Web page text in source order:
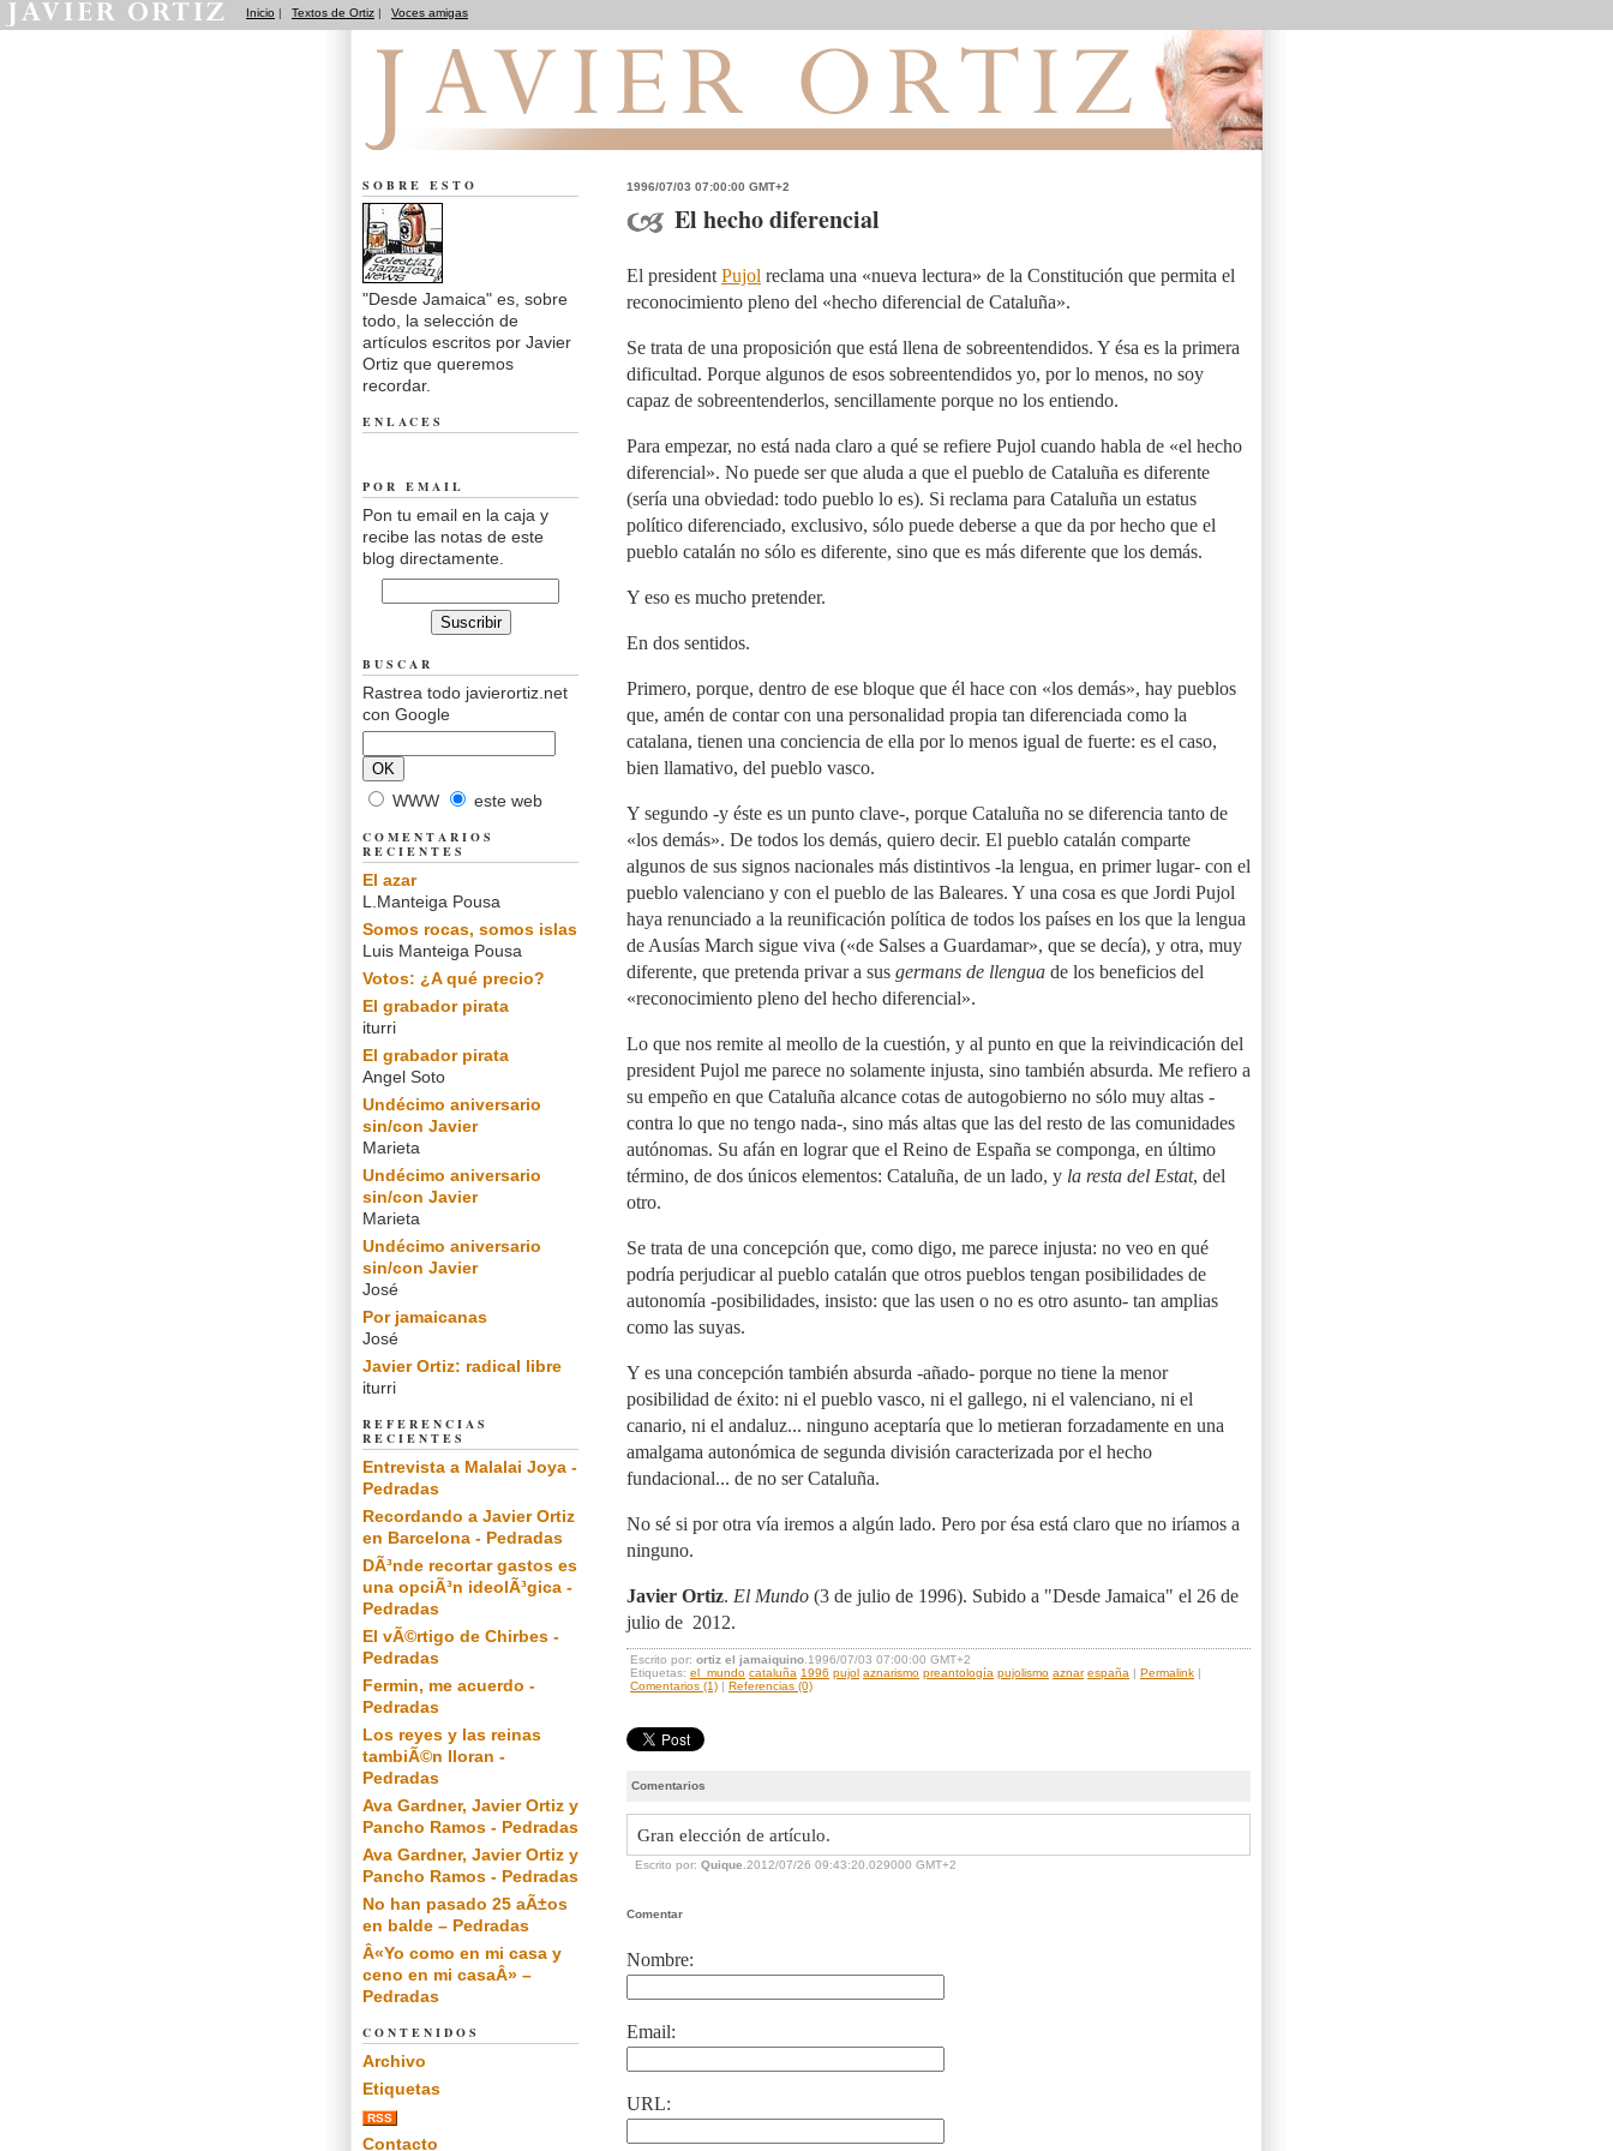
Inicio | Textos de Ortiz | Voces amigas
1996/07/03 07:00:00 GMT+2
El hecho diferencial
El president Pujol reclama una «nueva lectura» de la Constitución que permita el
reconocimiento pleno del «hecho diferencial de Cataluña».
Se trata de una proposición que está llena de sobreentendidos. Y ésa es la primera
dificultad. Porque algunos de esos sobreentendidos yo, por lo menos, no soy
capaz de sobreentenderlos, sencillamente porque no los entiendo.
Para empezar, no está nada claro a qué se refiere Pujol cuando habla de «el hecho
diferencial». No puede ser que aluda a que el pueblo de Cataluña es diferente
(sería una obviedad: todo pueblo lo es). Si reclama para Cataluña un estatus
político diferenciado, exclusivo, sólo puede deberse a que da por hecho que el
pueblo catalán no sólo es diferente, sino que es más diferente que los demás.
Y eso es mucho pretender.
En dos sentidos.
Primero, porque, dentro de ese bloque que él hace con «los demás», hay pueblos
que, amén de contar con una personalidad propia tan diferenciada como la
catalana, tienen una conciencia de ella por lo menos igual de fuerte: es el caso,
bien llamativo, del pueblo vasco.
Y segundo -y éste es un punto clave-, porque Cataluña no se diferencia tanto de
«los demás». De todos los demás, quiero decir. El pueblo catalán comparte
algunos de sus signos nacionales más distintivos -la lengua, en primer lugar- con el
pueblo valenciano y con el pueblo de las Baleares. Y una cosa es que Jordi Pujol
haya renunciado a la reunificación política de todos los países en los que la lengua
de Ausías March sigue viva («de Salses a Guardamar», que se decía), y otra, muy
diferente, que pretenda privar a sus germans de llengua de los beneficios del
«reconocimiento pleno del hecho diferencial».
Lo que nos remite al meollo de la cuestión, y al punto en que la reivindicación del
president Pujol me parece no solamente injusta, sino también absurda. Me refiero a
su empeño en que Cataluña alcance cotas de autogobierno no sólo muy altas -
contra lo que no tengo nada-, sino más altas que las del resto de las comunidades
autónomas. Su afán en lograr que el Reino de España se componga, en último
término, de dos únicos elementos: Cataluña, de un lado, y la resta del Estat, del
otro.
Se trata de una concepción que, como digo, me parece injusta: no veo en qué
podría perjudicar al pueblo catalán que otros pueblos tengan posibilidades de
autonomía -posibilidades, insisto: que las usen o no es otro asunto- tan amplias
como las suyas.
Y es una concepción también absurda -añado- porque no tiene la menor
posibilidad de éxito: ni el pueblo vasco, ni el gallego, ni el valenciano, ni el
canario, ni el andaluz... ninguno aceptaría que lo metieran forzadamente en una
amalgama autonómica de segunda división caracterizada por el hecho
fundacional... de no ser Cataluña.
No sé si por otra vía iremos a algún lado. Pero por ésa está claro que no iríamos a
ninguno.
Javier Ortiz. El Mundo (3 de julio de 1996). Subido a "Desde Jamaica" el 26 de
julio de 2012.
Escrito por: ortiz el jamaiquino .1996/07/03 07:00:00 GMT+2
Etiquetas: el_mundo cataluña 1996 pujol aznarismo preantología pujolismo aznar españa | Permalink |
Comentarios (1) | Referencias (0)
Comentarios
Gran elección de artículo.
Escrito por: Quique .2012/07/26 09:43:20.029000 GMT+2
Comentar
Nombre:
Email:
URL:
SOBRE ESTO
"Desde Jamaica" es, sobre
todo, la selección de
artículos escritos por Javier
Ortiz que queremos
recordar.
ENLACES
POR EMAIL
Pon tu email en la caja y
recibe las notas de este
blog directamente.
BUSCAR
Rastrea todo javierortiz.net
con Google
WWW este web
COMENTARIOS
RECIENTES
El azar
L.Manteiga Pousa
Somos rocas, somos islas
Luis Manteiga Pousa
Votos: ¿A qué precio?
El grabador pirata
iturri
El grabador pirata
Angel Soto
Undécimo aniversario
sin/con Javier
Marieta
Undécimo aniversario
sin/con Javier
Marieta
Undécimo aniversario
sin/con Javier
José
Por jamaicanas
José
Javier Ortiz: radical libre
iturri
REFERENCIAS
RECIENTES
Entrevista a Malalai Joya -
Pedradas
Recordando a Javier Ortiz
en Barcelona - Pedradas
DÃ³nde recortar gastos es
una opciÃ³n ideolÃ³gica -
Pedradas
El vÃ©rtigo de Chirbes -
Pedradas
Fermin, me acuerdo -
Pedradas
Los reyes y las reinas
tambiÃ©n lloran -
Pedradas
Ava Gardner, Javier Ortiz y
Pancho Ramos - Pedradas
Ava Gardner, Javier Ortiz y
Pancho Ramos - Pedradas
No han pasado 25 aÃ±os
en balde – Pedradas
Â«Yo como en mi casa y
ceno en mi casaÂ» –
Pedradas
CONTENIDOS
Archivo
Etiquetas
RSS
Contacto